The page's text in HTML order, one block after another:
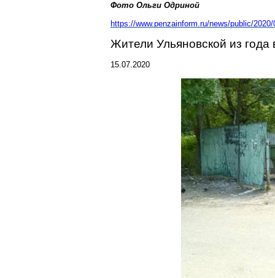
Фото Ольги Одриной
https://www.penzainform.ru/news/public/
Жители Ульяновской из
15.07.2020